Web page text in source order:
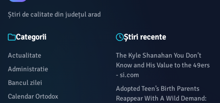
Știri de calitate din județul arad
Categorii
Actualitate
Administratie
Bancul zilei
Calendar Ortodox
Știri recente
The Kyle Shanahan You Don’t
Know and His Value to the 49ers
- si.com
Adopted Teen’s Birth Parents
Reappear With A Wild Demand: